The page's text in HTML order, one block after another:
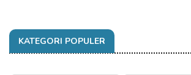
KATEGORI POPULER